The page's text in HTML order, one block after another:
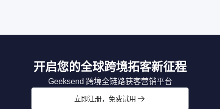
开启您的全球跨境拓客新征程
Geeksend 跨境全链路获客营销平台
立即注册，免费试用